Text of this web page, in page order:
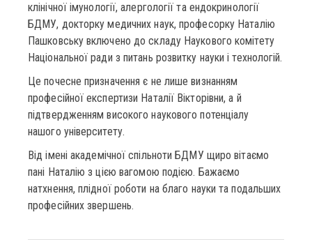
клінічної імунології, алергології та ендокринології
БДМУ, докторку медичних наук, професорку Наталію
Пашковську включено до складу Наукового комітету
Національної ради з питань розвитку науки і технологій.
Це почесне призначення є не лише визнанням
професійної експертизи Наталії Вікторівни, а й
підтвердженням високого наукового потенціалу
нашого університету.
Від імені академічної спільноти БДМУ щиро вітаємо
пані Наталію з цією вагомою подією. Бажаємо
натхнення, плідної роботи на благо науки та подальших
професійних звершень.